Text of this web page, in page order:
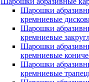
Шарошки
кремниевые
Шарошки
кремниевые
Шарошки
кремниевые
Шарошки
кремниевые